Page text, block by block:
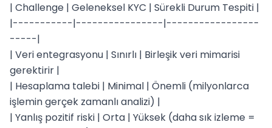
| Challenge | Geleneksel KYC | Sürekli Durum Tespiti |
|-----------|----------------|-----------------
-----|
| Veri entegrasyonu | Sınırlı | Birleşik veri mimarisi
gerektirir |
| Hesaplama talebi | Minimal | Önemli (milyonlarca
işlemin gerçek zamanlı analizi) |
| Yanlış pozitif riski | Orta | Yüksek (daha sık izleme =